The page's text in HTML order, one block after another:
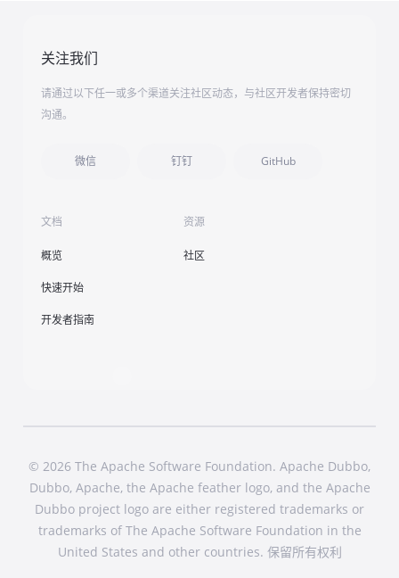
关注我们
请通过以下任一或多个渠道关注社区动态，与社区开发者保持密切
沟通。
微信 钉钉 GitHub
文档
概览
快速开始
开发者指南
资源
社区
© 2026 The Apache Software Foundation. Apache Dubbo,
Dubbo, Apache, the Apache feather logo, and the Apache
Dubbo project logo are either registered trademarks or
trademarks of The Apache Software Foundation in the
United States and other countries. 保留所有权利